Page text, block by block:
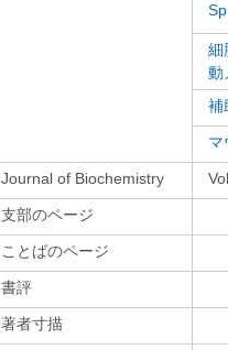
細
動
補
マ
Journal of Biochemistry
支部のページ
ことばのページ
書評
著者寸描